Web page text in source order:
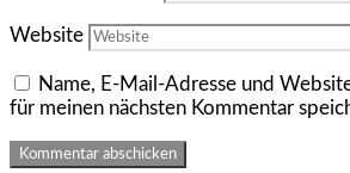
Website
Name, E-Mail-Adresse und
für meinen nächsten Kommentar